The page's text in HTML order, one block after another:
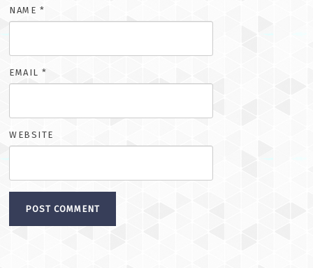
NAME *
EMAIL*
WEBSITE